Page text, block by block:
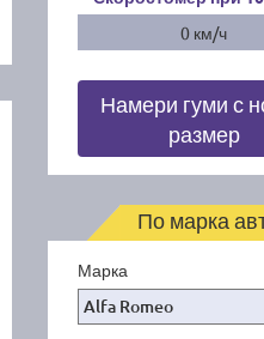
0 км/ч
Намери гуми с
размер
По марка
Марка